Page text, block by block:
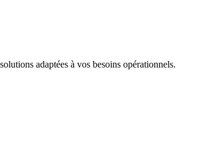
adaptées à vos besoins opérationnels.